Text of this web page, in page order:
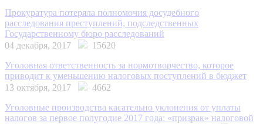
Прокуратура потеряла полномочия досудебного
расследования преступлений, подследственных
Государственному бюро расследований
04 декабря, 2017
15620
Уголовная ответственность за нормотворчество, которое
приводит к уменьшению налоговых поступлений в бюджет
13 октября, 2017
4662
Уголовные производства касательно уклонения от уплаты
налогов за первое полугодие 2017 года: «призрак» налоговой